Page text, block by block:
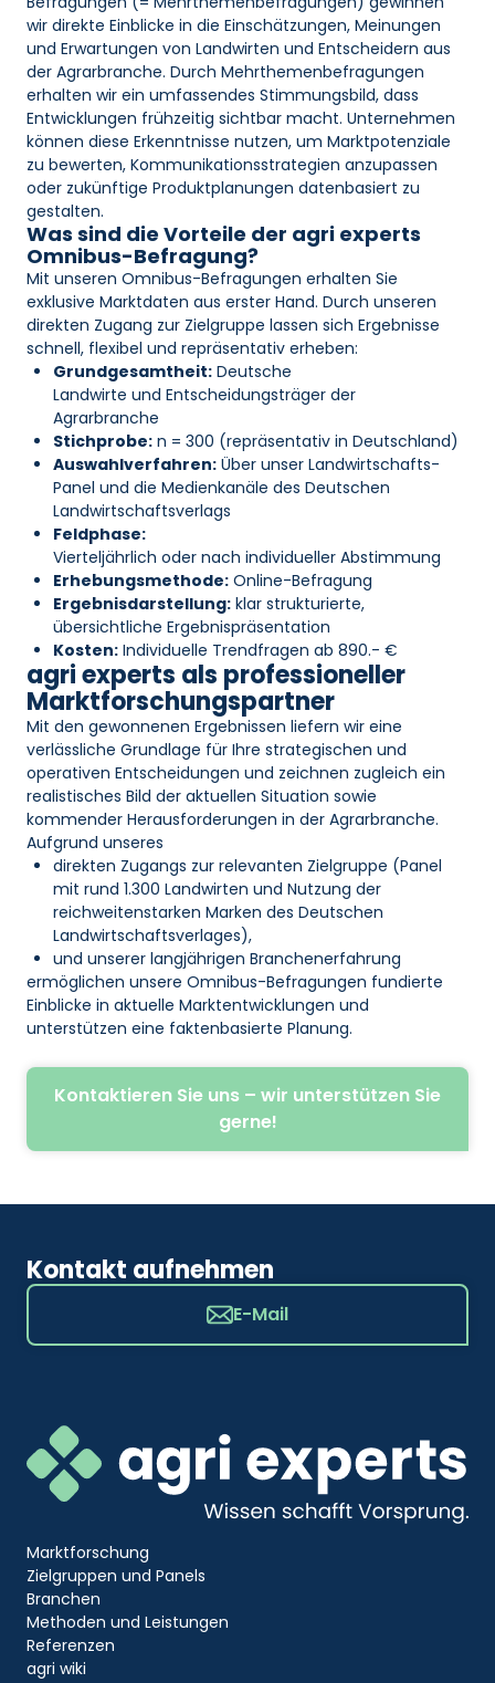
wir direkte Einblicke in die Einschätzungen, Meinungen
und Erwartungen von Landwirten und Entscheidern aus
der Agrarbranche. Durch Mehrthemenbefragungen
erhalten wir ein umfassendes Stimmungsbild, dass
Entwicklungen frühzeitig sichtbar macht. Unternehmen
können diese Erkenntnisse nutzen, um Marktpotenziale
zu bewerten, Kommunikationsstrategien anzupassen
oder zukünftige Produktplanungen datenbasiert zu
gestalten.
Was sind die Vorteile der agri experts
Omnibus-Befragung?
Mit unseren Omnibus-Befragungen erhalten Sie
exklusive Marktdaten aus erster Hand. Durch unseren
direkten Zugang zur Zielgruppe lassen sich Ergebnisse
schnell, flexibel und repräsentativ erheben:
Grundgesamtheit: Deutsche
Landwirte und Entscheidungsträger der
Agrarbranche
Stichprobe: n = 300 (repräsentativ in Deutschland)
Auswahlverfahren: Über unser Landwirtschafts-
Panel und die Medienkanäle des Deutschen
Landwirtschaftsverlags
Feldphase:
Vierteljährlich oder nach individueller Abstimmung
Erhebungsmethode: Online-Befragung
Ergebnisdarstellung: klar strukturierte,
übersichtliche Ergebnispräsentation
Kosten: Individuelle Trendfragen ab 890.- €
agri experts als professioneller
Marktforschungspartner
Mit den gewonnenen Ergebnissen liefern wir eine
verlässliche Grundlage für Ihre strategischen und
operativen Entscheidungen und zeichnen zugleich ein
realistisches Bild der aktuellen Situation sowie
kommender Herausforderungen in der Agrarbranche.
Aufgrund unseres
direkten Zugangs zur relevanten Zielgruppe (Panel
mit rund 1.300 Landwirten und Nutzung der
reichweitenstarken Marken des Deutschen
Landwirtschaftsverlages),
und unserer langjährigen Branchenerfahrung
ermöglichen unsere Omnibus-Befragungen fundierte
Einblicke in aktuelle Marktentwicklungen und
unterstützen eine faktenbasierte Planung.
Kontaktieren Sie uns – wir unterstützen Sie
gerne!
Marktforschung
Zielgruppen und Panels
Branchen
Methoden und Leistungen
Referenzen
agri wiki
Kontakt aufnehmen
E-Mail